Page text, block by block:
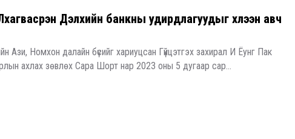
Дэлхийн банкны удирдлагуудыг хүлээн авч
Ази, Номхон далайн бүсийг хариуцсан Гүйцэтгэх захирал И Ёунг Пак
ахлах зөвлөх Сара Шорт нар 2023 оны 5 дугаар сар...